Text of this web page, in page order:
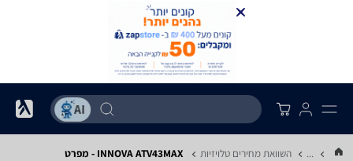
... השוואת מחירים טלויזיות INNOVA ATV43MAX - מפרט